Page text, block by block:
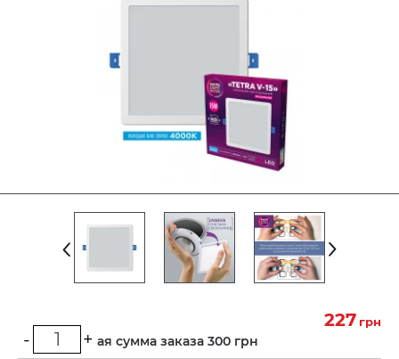
227 грн
Минимальная сумма заказа 300 грн
- +